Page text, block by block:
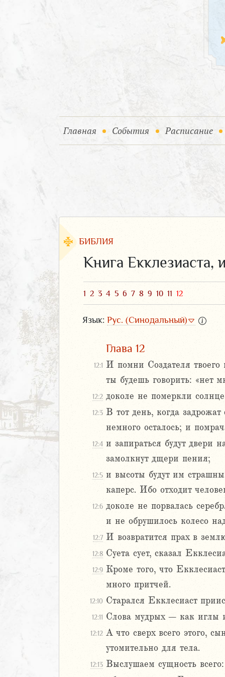
Главная (current)
События (current)
Расписание
БИБЛИЯ
Книга Екклезиаста,
1 2 3 4 5 6 7 8 9 10 11 12
Язык: Рус. (Синодальный)
Глава 12
12:1 И помни Создателя
ты будешь говорить: «нет
12:2 доколе не померкли
12:3 В тот день, когда
немного осталось; и
12:4 и запираться будут двери
замолкнут дщери пения;
12:5 и высоты будут им
каперс. Ибо отходит
12:6 доколе не порвалась
и не обрушилось колесо
12:7 И возвратится прах в
12:8 Суета сует, сказал
12:9 Кроме того, что
много притчей.
12:10 Старался Екклесиаст
12:11 Слова мудрых – как иглы
12:12 А что сверх всего этого,
утомительно для тела.
12:13 Выслушаем сущность